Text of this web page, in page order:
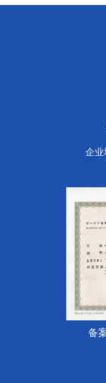
企业
备